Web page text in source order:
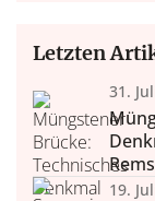
Letzten
31.
19.